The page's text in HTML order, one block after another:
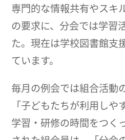
専門的な情報共有やスキ
の要求に、分会では学習
た。現在は学校図書館支
ています。
毎月の例会では組合活動
「子どもたちが利用し
学習・研修の時間をつく